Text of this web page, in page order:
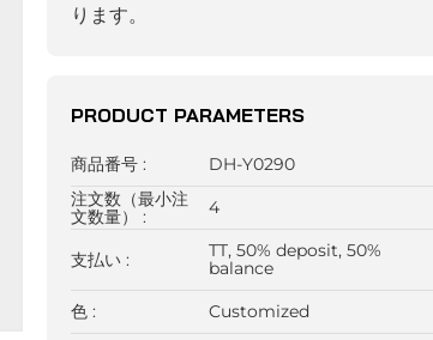
ります。
PRODUCT PARAMETERS
商品番号 :
DH-Y0290
注文数（最小注
文数量） :
4
支払い :
TT, 50% deposit, 50%
balance
色 :
Customized